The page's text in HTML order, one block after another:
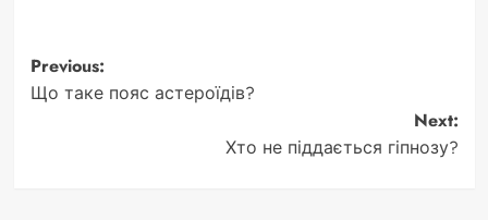
Post
navigation
Previous:
Що таке пояс астероїдів?
Next:
Хто не піддається гіпнозу?